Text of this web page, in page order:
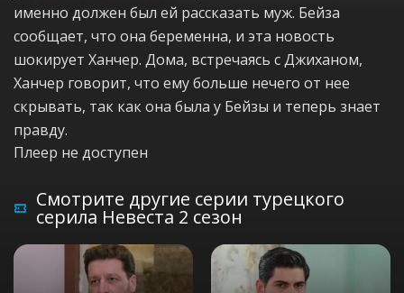
именно должен был ей рассказать муж. Бейза
сообщает, что она беременна, и эта новость
шокирует Ханчер. Дома, встречаясь с Джиханом,
Ханчер говорит, что ему больше нечего от нее
скрывать, так как она была у Бейзы и теперь знает
правду.
Плеер не доступен
Смотрите другие серии турецкого
серила Невеста 2 сезон